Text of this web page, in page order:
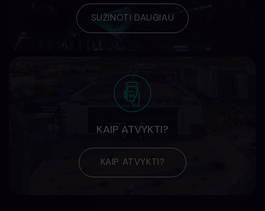
SUŽINOTI DAUGIAU
KAIP ATVYKTI?
KAIP ATVYKTI?